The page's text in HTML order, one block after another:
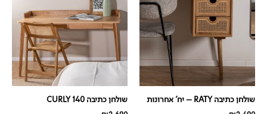
שולחן כתיבה RATY – יח' אחרונות שולחן כתיבה 140 CURLY